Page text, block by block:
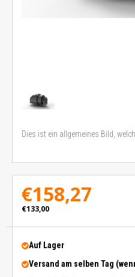
Dies ist ein allgemeines Bild,
€158,27
€133,00
Auf Lager
Versand am selben Tag